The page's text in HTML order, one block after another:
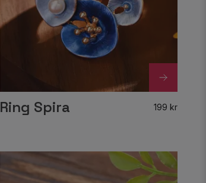
Ring Spira 199 kr